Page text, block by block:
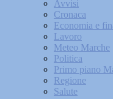
Avvisi
Cronaca
Economia e
Lavoro
Meteo Marche
Politica
Primo piano
Regione
Salute